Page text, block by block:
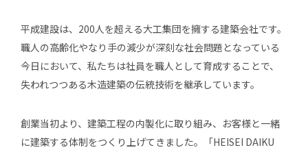
平成建設は、200人を超える大工集団を擁する建築会社です。
職人の高齢化やなり手の減少が深刻な社会問題となっている
今日において、私たちは社員を職人として育成することで、
失われつつある木造建築の伝統技術を継承しています。
創業当初より、建築工程の内製化に取り組み、お客様と一緒
に建築する体制をつくり上げてきました。「HEISEI DAIKU